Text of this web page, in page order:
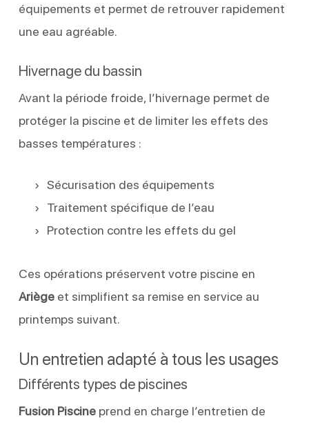
équipements et permet de retrouver rapidement
une eau agréable.
Hivernage du bassin
Avant la période froide, l’hivernage permet de
protéger la piscine et de limiter les effets des
basses températures :
Sécurisation des équipements
Traitement spécifique de l’eau
Protection contre les effets du gel
Ces opérations préservent votre piscine en
Ariègeet simplifient sa remise en service au
printemps suivant.
Un entretien adapté à tous les usages
Différents types de piscines
Fusion Piscineprend en charge l’entretien de